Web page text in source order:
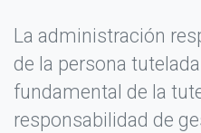
La administración
de la persona
fundamental de la
responsabilidad de